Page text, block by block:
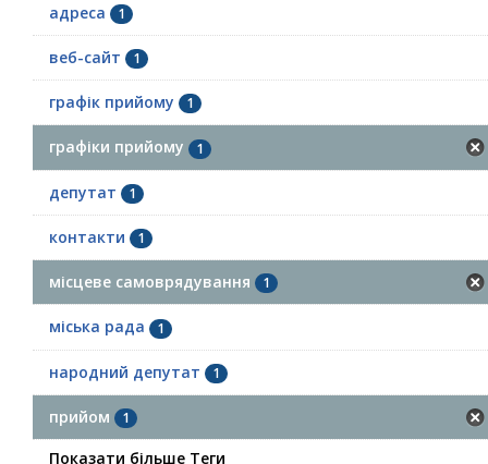
адреса 1
веб-сайт 1
графік прийому 1
графіки прийому 1
депутат 1
контакти 1
місцеве самоврядування 1
міська рада 1
народний депутат 1
прийом 1
Показати більше Теги